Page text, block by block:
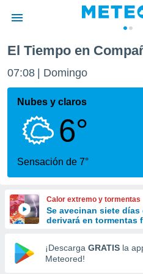
de
por
que se
calidad.
a este
las
y
forma
digital
basada
El Tiempo en
07:08 Domingo
Nubes y claros
6°
Sensación de 7°
Calor extremo y tormentas
Se avecinan siete
derivará en tormentas
¡Descarga GRATIS la
Meteored!